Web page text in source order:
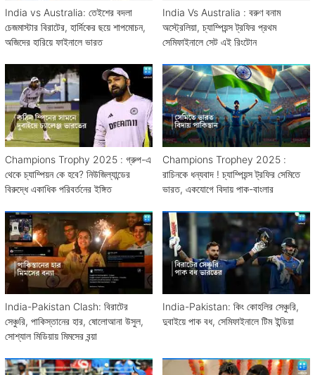
India vs Australia: তেইশের বদলা
চেজমাস্টার বিরাটের, হার্দিকের ছয়ে শাপমোচন,
অজিদের হারিয়ে ফাইনালে ভারত
India Vs Australia : বরুণ বনাম
অস্ট্রেলিয়া, চ্যাম্পিয়ন্স ট্রফির প্রথম
সেমিফাইনালে সেট এই রিংটোন
Champions Trophy 2025 : গ্রুপ-এ
থেকে চ্যাম্পিয়ন কে হবে? নিউজিল্যান্ডের
বিরুদ্ধে একাধিক পরিবর্তনের ইঙ্গিত
Champions Trophey 2025 :
রাচিনকে ধন্যবাদ ! চ্যাম্পিয়ন্স ট্রফির সেমিতে
ভারত, একযোগে বিদায় পাক-বাংলার
India-Pakistan Clash: বিরাটের
সেঞ্চুরি, পাকিস্তানের হার, ষোলোআনা উসুল,
সোশ্যাল মিডিয়ায় মিমসের বন্য়া
India-Pakistan: কিং কোহলির সেঞ্চুরি,
দুবাইয়ে পাক বধ, সেমিফাইনালে টিম ইন্ডিয়া